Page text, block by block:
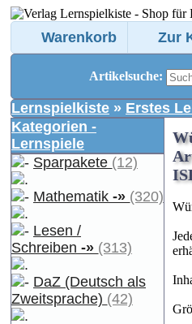
Warenkorb Zur
Artikelsuche:
Lernspielkiste » Erstes
Kategorien -
Lernspiele
Sparpakete (12)
Mathematik -» (320)
Lesen /
Schreiben -» (313)
DaZ (Deutsch als
Zweitsprache) (42)